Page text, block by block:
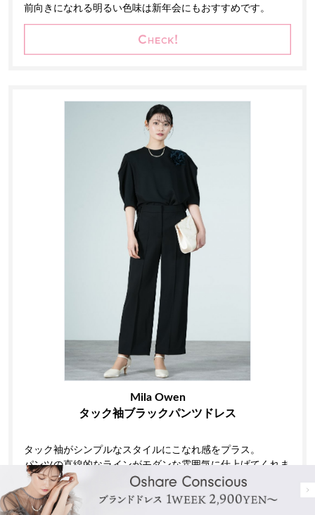
前向きになれる明るい色味は新年会にもおすすめです。
Mila Owen
タック袖ブラックパンツドレス
タック袖がシンプルなスタイルにこなれ感をプラス。
パンツの直線的なラインがモダンな雰囲気に仕上げてくれま
す。